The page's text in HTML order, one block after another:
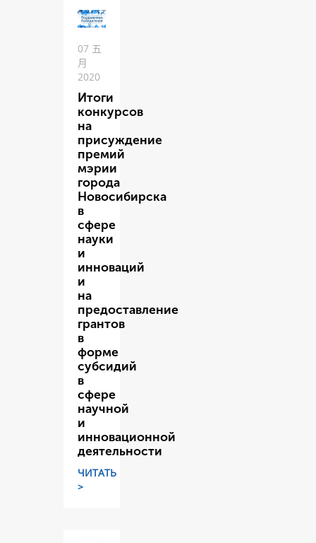
07 五
月
2020
Итоги
конкурсов
на
присуждение
премий
мэрии
города
Новосибирска
в
сфере
науки
и
инноваций
и
на
предоставление
грантов
в
форме
субсидий
в
сфере
научной
и
инновационной
деятельности
ЧИТАТЬ
>